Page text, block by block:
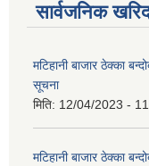
सार्वजनिक
मटिहानी बाजार ठेक्का
सूचना
मिति: 12/04/2023 -
मटिहानी बाजार ठेक्का